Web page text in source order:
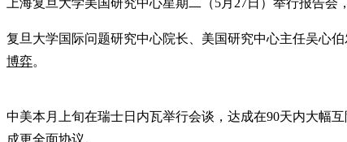
复旦大学国际问题研究中心院长、美国研究中心主任吴心
博弈。
中美本月上旬在瑞士日内瓦举行会谈，达成在90天内大幅
成更全面协议。